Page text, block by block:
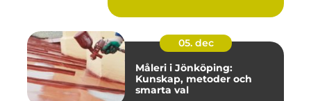
05. dec
Måleri i Jönköping:
Kunskap, metoder och
smarta val